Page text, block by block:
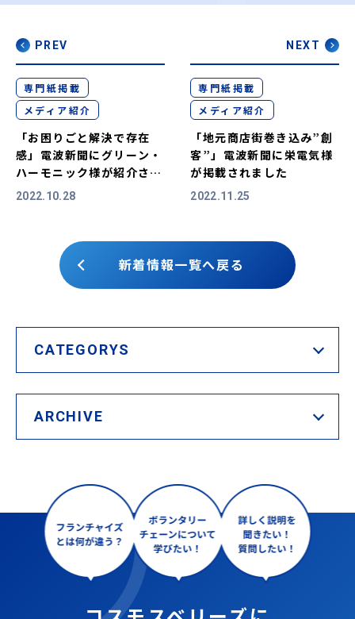
CATEGORYS
ARCHIVE
PREV
2022.10.28
専門紙掲載
メディア紹介
「お困りごと解決で存在
感」電波新聞にグリーン・
ハーモニック様が紹介され
ました
新着情報一覧へ戻る
NEXT
2022.11.25
専門紙掲載
メディア紹介
「地元商店街巻き込み”創
客”」電波新聞に栄電気様
が掲載されました